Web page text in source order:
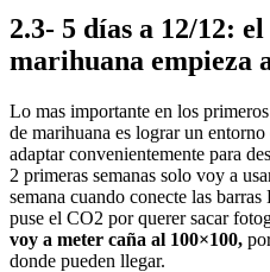
2.3- 5 días a 12/12:
marihuana empieza
Lo mas importante en los
de marihuana es lograr un
adaptar convenientemente para
2 primeras semanas solo voy a
semana cuando conecte las
puse el CO2 por querer sacar
voy a meter caña al 100×100,
donde pueden llegar.